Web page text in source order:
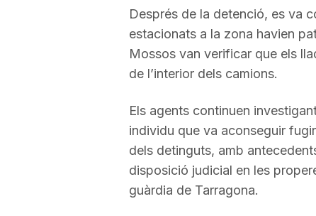
Després de la detenció, es va
estacionats a la zona havien
Mossos van verificar que els
de l’interior dels camions.
Els agents continuen
individu que va aconseguir
dels detinguts, amb
disposició judicial en les
guàrdia de Tarragona.